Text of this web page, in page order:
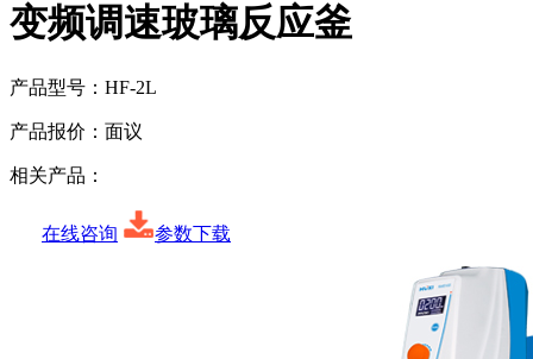
变频调速玻璃反应釜
产品型号： HF-2L
产品报价： 面议
相关产品：
在线咨询 参数下载